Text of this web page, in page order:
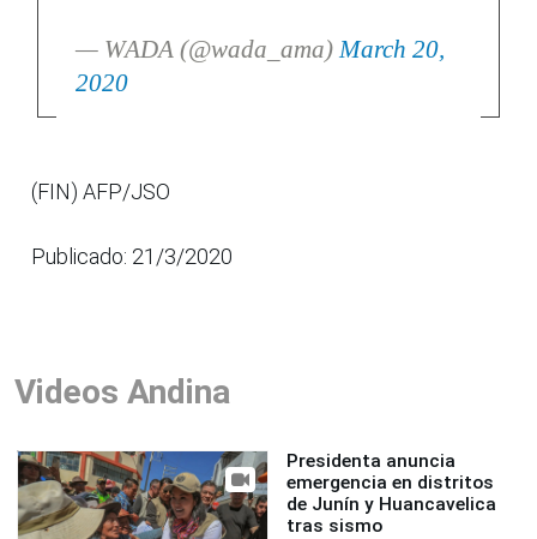
— WADA (@wada_ama) March 20,
2020
(FIN) AFP/JSO
Publicado: 21/3/2020
Videos Andina
Presidenta anuncia
emergencia en distritos
de Junín y Huancavelica
tras sismo